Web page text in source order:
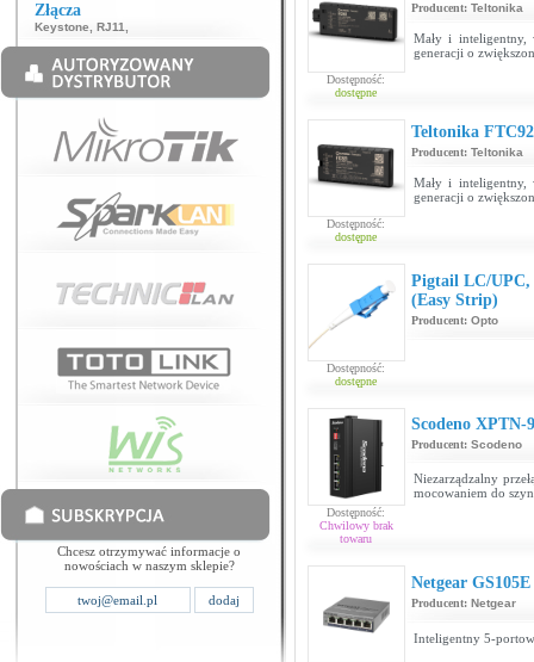
Złącza
Keystone RJ11
Chcesz otrzymywać informacje o
nowościach w naszym sklepie?
Dostępność:
dostępne
Producent: Teltonika
Mały i inteligentny,
generacji o
Dostępność:
dostępne
Teltonika
Producent: Teltonika
Mały i inteligentny,
generacji o
Dostępność:
dostępne
Pigtail LC/UPC,
(Easy Strip)
Producent: Opto
Dostępność:
Chwilowy brak
towaru
Scodeno XPTN-
Producent: Scodeno
Niezarządzalny
mocowaniem do
Netgear
Producent: Netgear
Inteligentny 5-